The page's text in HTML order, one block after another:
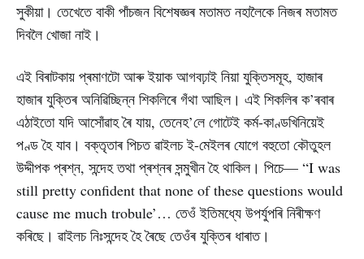
সুকীয়া। তেখেতে বাকী পাঁচজন বিশেষজ্ঞৰ মতামত নহালৈকে নিজৰ মতামত
দিবলৈ খোজা নাই।
এই বিৰাটকায় প্ৰমাণটো আৰু ইয়াক আগবঢ়াই নিয়া যুক্তিসমূহ, হাজাৰ
হাজাৰ যুক্তিৰ অনিৱিচ্ছিন্ন শিকলিৰে গঁথা আছিল। এই শিকলিৰ ক’ৰবাৰ
এঠাইতো যদি আসোঁৱাহ ৰৈ যায়, তেনেহ’লে গোটেই কৰ্ম-কাণ্ডখিনিয়েই
পণ্ড হৈ যাব। বক্তৃতাৰ পিচত ৱাইলচ ই-মেইলৰ যোগে বহুতো কৌতুহল
উদ্দীপক প্ৰশ্ন, সন্দেহ তথা প্ৰশ্নৰ সন্মুখীন হৈ থাকিল। পিচে— “I was
still pretty confident that none of these questions would
cause me much trobule’… তেওঁ ইতিমধ্যে উপৰ্যুপৰি নিৰীক্ষণ
কৰিছে। ৱাইলচ নিঃসন্দেহ হৈ ৰৈছে তেওঁৰ যুক্তিৰ ধাৰাত।